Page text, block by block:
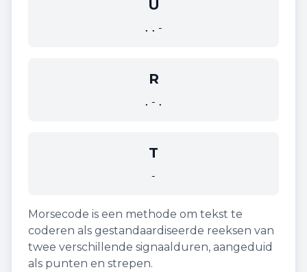
U
..-
R
.-.
T
-
Morsecode is een methode om tekst te
coderen als gestandaardiseerde reeksen van
twee verschillende signaalduren, aangeduid
als punten en strepen.